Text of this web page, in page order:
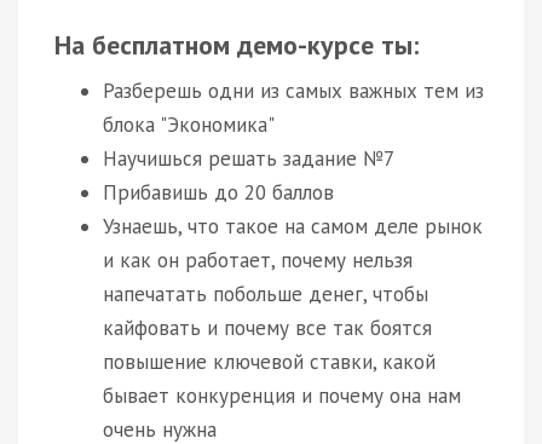
На бесплатном демо-курсе ты:
Разберешь одни из самых важных тем из
блока "Экономика"
Научишься решать задание №7
Прибавишь до 20 баллов
Узнаешь, что такое на самом деле рынок
и как он работает, почему нельзя
напечатать побольше денег, чтобы
кайфовать и почему все так боятся
повышение ключевой ставки, какой
бывает конкуренция и почему она нам
очень нужна